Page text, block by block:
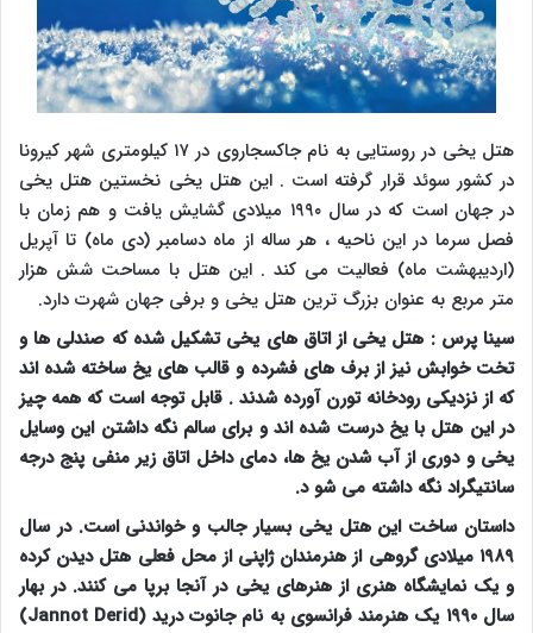
هتل یخی در روستایی به نام جاکسجاروی در ۱۷ کیلومتری شهر کیرونا
در کشور سوئد قرار گرفته است . این هتل یخی نخستین هتل یخی
در جهان است که در سال ۱۹۹۰ میلادی گشایش یافت و هم زمان با
فصل سرما در این ناحیه ، هر ساله از ماه دسامبر (دی ماه) تا آپریل
(اردیبهشت ماه) فعالیت می کند . این هتل با مساحت شش هزار
متر مربع به عنوان بزرگ ترین هتل یخی و برفی جهان شهرت دارد.
سینا پرس : هتل یخی از اتاق های یخی تشکیل شده که صندلی ها و
تخت خوابش نیز از برف های فشرده و قالب های یخ ساخته شده اند
که از نزدیکی رودخانه تورن آورده شدند . قابل توجه است که همه چیز
در این هتل با یخ درست شده اند و برای سالم نگه داشتن این وسایل
یخی و دوری از آب شدن یخ ها، دمای داخل اتاق زیر منفی پنج درجه
سانتیگراد نگه داشته می شو د.
داستان ساخت این هتل یخی بسیار جالب و خواندنی است. در سال
۱۹۸۹ میلادی گروهی از هنرمندان ژاپنی از محل فعلی هتل دیدن کرده
و یک نمایشگاه هنری از هنرهای یخی در آنجا برپا می کنند. در بهار
سال ۱۹۹۰ یک هنرمند فرانسوی به نام جانوت درید (
Jannot Derid
)